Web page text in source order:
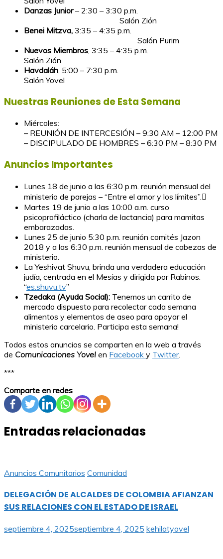
Danzas Junior– 2:30 – 3:30 p.m.
Salón Zión
Benei Mitzva, 3:35 – 4:35 p.m.
Salón Purim
Nuevos Miembros , 3:35 – 4:35 p.m.
Salón Zión
Havdaláh , 5:00 – 7:30 p.m.
Salón Yovel
Nuestras Reuniones de Esta Semana
Miércoles:
– REUNIÓN DE INTERCESIÓN – 9:30 AM – 12:00 PM
– DISCIPULADO DE HOMBRES – 6:30 PM – 8:30 PM
Anuncios Importantes
Lunes 18 de junio a las 6:30 p.m. reunión mensual del
ministerio de parejas – “Entre el amor y los límites”.
Martes 19 de junio a las 10:00 a.m. curso
psicoprofiláctico (charla de lactancia) para mamitas
embarazadas.
Lunes 25 de junio 5:30 p.m. reunión comités Jazon
2018 y a las 6:30 p.m. reunión mensual de cabezas de
ministerio.
La Yeshivat Shuvu, brinda una verdadera educación
judía, centrada en el Mesías y dirigida por Rabinos.
“es.shuvu.tv”
Tzedaka (Ayuda Social): Tenemos un carrito de
mercado dispuesto para recolectar cada semana
alimentos y elementos de aseo para apoyar el
ministerio carcelario. Participa esta semana!
Todos estos anuncios se comparten en la web a través
de Comunicaciones Yovel en Facebook y Twitter.
***
Comparte en redes
Entradas relacionadas
Anuncios Comunitarios Comunidad
DELEGACIÓN DE ALCALDES DE COLOMBIA AFIANZAN
SUS RELACIONES CON EL ESTADO DE ISRAEL
septiembre 4, 2025septiembre 4, 2025 kehilatyovel